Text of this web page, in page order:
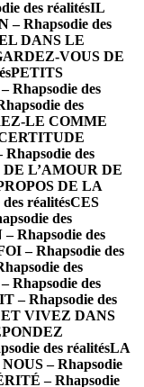
des réalitésIL
– Rhapsodie des
DANS LE
VOUS DE
PETITS
Rhapsodie des
des
LE COMME
des
L’AMOUR DE
DE LA
réalitésCES
des
Rhapsodie des
– Rhapsodie des
des
Rhapsodie des
– Rhapsodie des
VIVEZ DANS
des réalitésLA
– Rhapsodie
– Rhapsodie